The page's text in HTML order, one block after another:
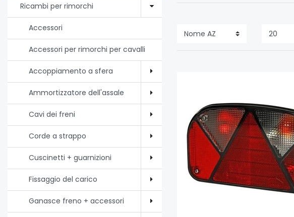
Ricambi per rimorchi
Accessori
Accessori per rimorchi per cavalli
Accoppiamento a sfera
Ammortizzatore dell'assale
Cavi dei freni
Corde a strappo
Cuscinetti + guarnizioni
Fissaggio del carico
Ganasce freno + accessori